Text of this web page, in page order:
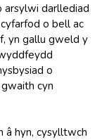
arsylwi darllediad
o bell ac
yn gallu gweld y
o
cyn
â hyn, cysylltwch